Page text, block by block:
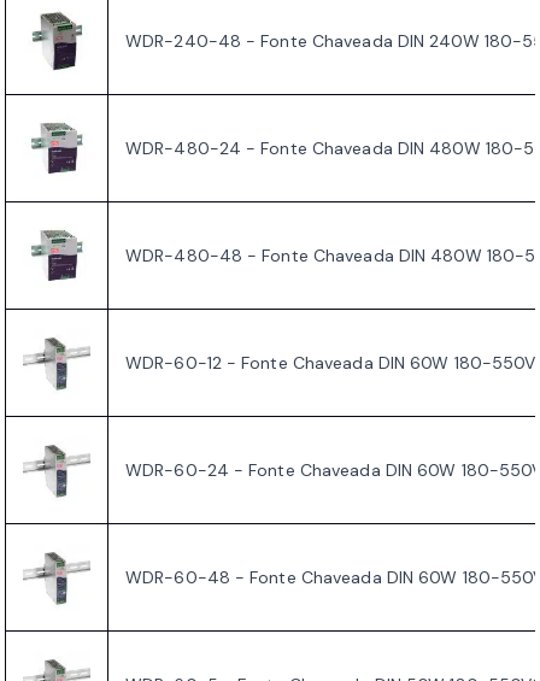
WDR-240-48 - Fonte Chaveada DIN 240W 180-
WDR-480-24 - Fonte Chaveada DIN 480W 180-
WDR-480-48 - Fonte Chaveada DIN 480W 180-
WDR-60-12 - Fonte Chaveada DIN 60W 180-
WDR-60-24 - Fonte Chaveada DIN 60W 180-
WDR-60-48 - Fonte Chaveada DIN 60W 180-